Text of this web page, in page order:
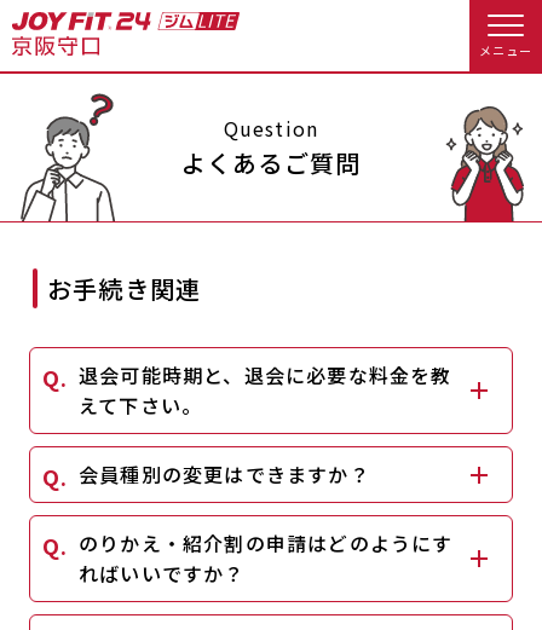
メニュー
店舗トップ
休会お手続き オプション料金
アクセス 店舗情報・サービス
よくあるご質問 店舗へのお問い合わせ
入会するトップ
Appで入会手続き料金・サービス等詳しく見る
入会を悩まれている方へトップ
キャンペーン
JOYFIT総合トップ JOYFIT
JOYFIT24 JOYFIT YOGA
Question
よくあるご質問
お手続き関連
退会可能時期と、退会に必要な料金を教
えて下さい。
会員種別の変更はできますか？
のりかえ・紹介割の申請はどのようにす
ればいいですか？